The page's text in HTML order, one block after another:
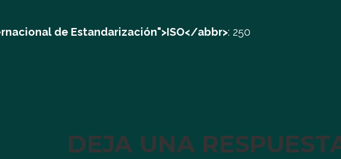
de Estandarización">ISO</abbr>: 250
DEJA UNA